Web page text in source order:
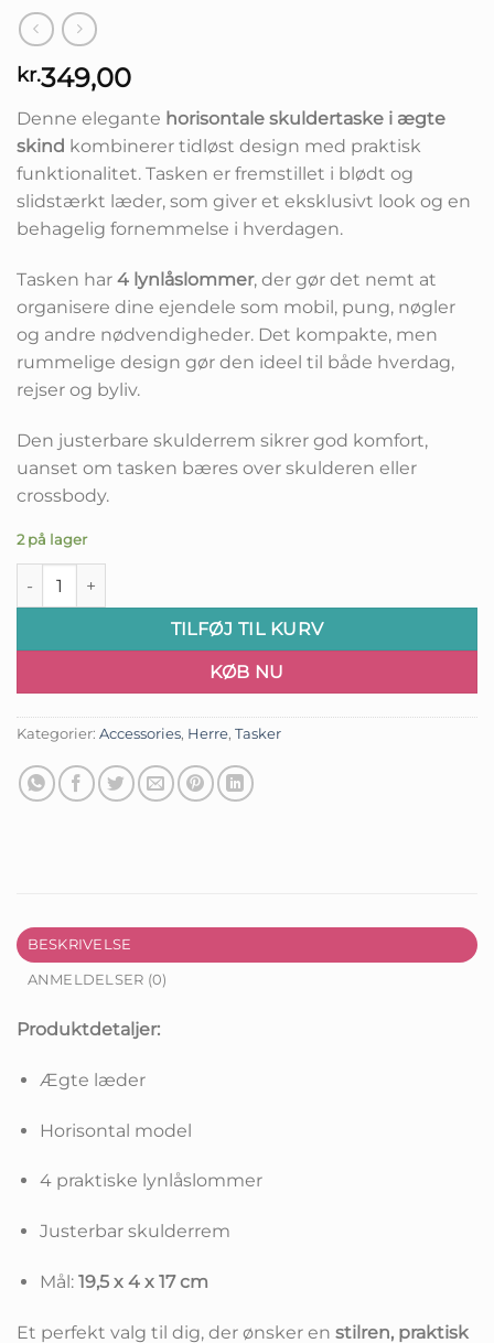
kr.349,00
Denne elegante horisontale skuldertaske i ægte
skind kombinerer tidløst design med praktisk
funktionalitet. Tasken er fremstillet i blødt og
slidstærkt læder, som giver et eksklusivt look og en
behagelig fornemmelse i hverdagen.
Tasken har 4 lynlåslommer, der gør det nemt at
organisere dine ejendele som mobil, pung, nøgler
og andre nødvendigheder. Det kompakte, men
rummelige design gør den ideel til både hverdag,
rejser og byliv.
Den justerbare skulderrem sikrer god komfort,
uanset om tasken bæres over skulderen eller
crossbody.
2 på lager
Ægte læder sort skuldertaske – klassisk & funktionel antal
TILFØJ TIL KURV
KØB NU
Kategorier: Accessories, Herre, Tasker
BESKRIVELSE
ANMELDELSER (0)
Produktdetaljer:
Ægte læder
Horisontal model
4 praktiske lynlåslommer
Justerbar skulderrem
Mål: 19,5 x 4 x 17 cm
Et perfekt valg til dig, der ønsker en stilren, praktisk